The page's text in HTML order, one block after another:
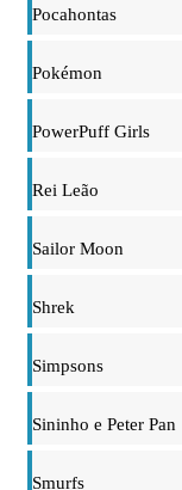
Pocahontas
Pokémon
PowerPuff Girls
Rei Leão
Sailor Moon
Shrek
Simpsons
Sininho e Peter Pan
Smurfs